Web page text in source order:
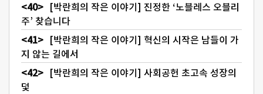
[박란희의 작은 이야기] 진정한 ‘노블레스 오블리
주’ 찾습니다
[박란희의 작은 이야기] 혁신의 시작은 남들이 가
지 않는 길에서
[박란희의 작은 이야기] 사회공헌 초고속 성장의
덫